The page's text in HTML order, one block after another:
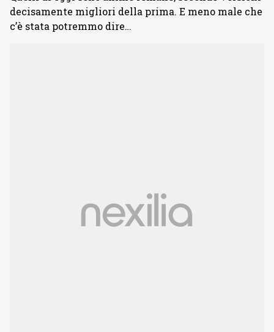
decisamente migliori della prima. E meno male che
c’è stata potremmo dire…